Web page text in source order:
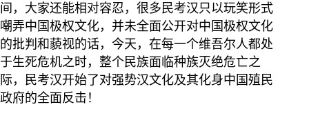
间，大家还能相对容忍，很多民考汉只以玩笑形式
嘲弄中国极权文化，并未全面公开对中国极权文化
的批判和藐视的话，今天，在每一个维吾尔人都处
于生死危机之时，整个民族面临种族灭绝危亡之
际，民考汉开始了对强势汉文化及其化身中国殖民
政府的全面反击！